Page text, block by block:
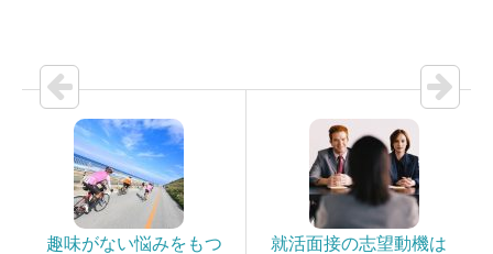
趣味がない悩みをもつ
就活面接の志望動機は